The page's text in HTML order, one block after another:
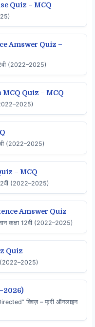
Quiz – MCQ
Amswer Quiz –
(2022–2025)
Quiz – MCQ
(2022–2025)
– MCQ
12वी (2022–2025)
Amswer Quiz
कक्षा 12वी (2022–2025)
Quiz
(2022–2025)
क्विज़ – फ्री ऑनलाइन